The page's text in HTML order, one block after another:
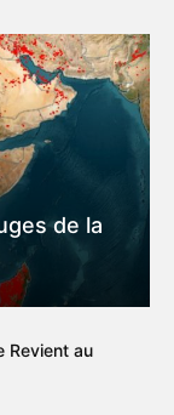
de la
Revient au